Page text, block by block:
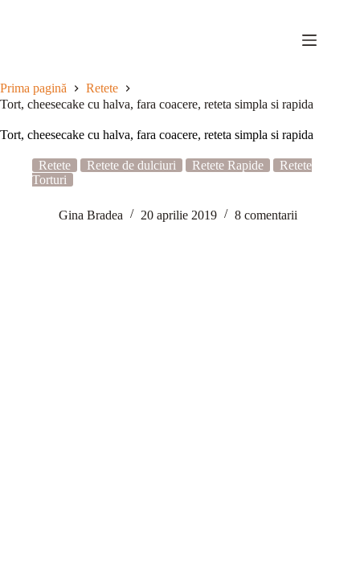
Prima pagină
Retete
Tort, cheesecake cu halva, fara coacere, reteta simpla si rapida
Tort, cheesecake cu halva, fara coacere, reteta simpla si rapida
Retete Retete de dulciuri Retete Rapide
Retete
Torturi
Gina Bradea 20 aprilie 2019 8 comentarii